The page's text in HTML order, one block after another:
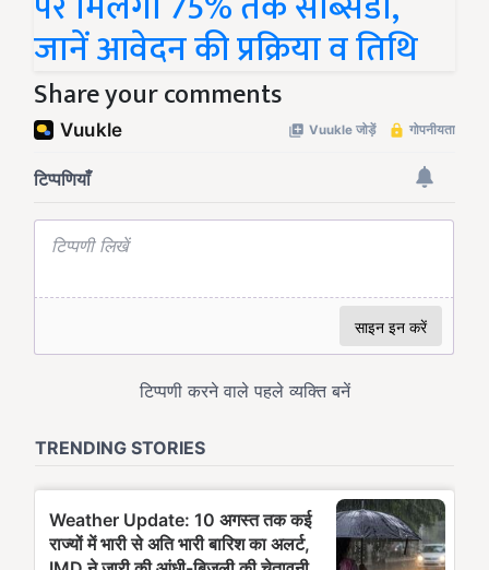
जानें आवेदन की प्रक्रिया व तिथि
Share your comments